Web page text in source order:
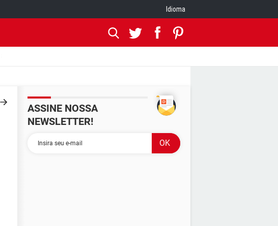
Idioma
ASSINE NOSSA
NEWSLETTER!